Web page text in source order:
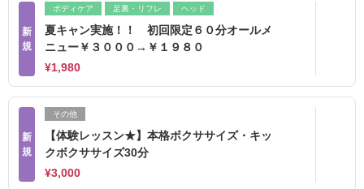
新
規
ボディケア 足裏・リフレ ヘッド
夏キャン実施！！ 初回限定６０分オールメ
ニュー￥３０００→￥１９８０
¥1,980
新
規
その他
【体験レッスン★】本格ボクササイズ・キッ
クボクササイズ30分
¥3,000